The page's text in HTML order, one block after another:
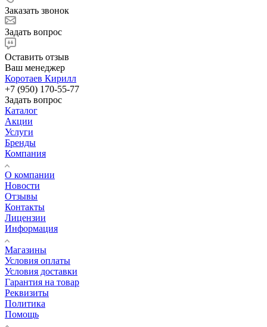
Заказать звонок
Задать вопрос
Оставить отзыв
Ваш менеджер
Коротаев Кирилл
+7 (950) 170-55-77
Задать вопрос
Каталог
Акции
Услуги
Бренды
Компания
О компании
Новости
Отзывы
Контакты
Лицензии
Информация
Магазины
Условия оплаты
Условия доставки
Гарантия на товар
Реквизиты
Политика
Помощь